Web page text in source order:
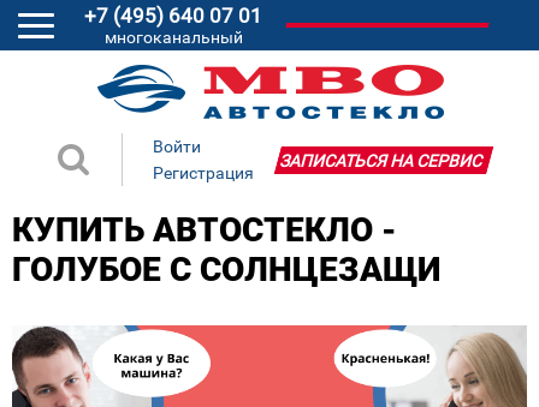
+7 (495) 640 07 01
многоканальный
Войти
Регистрация
ЗАПИСАТЬСЯ НА СЕРВИС
КУПИТЬ АВТОСТЕКЛО -
ГОЛУБОЕ С СОЛНЦЕЗАЩИ